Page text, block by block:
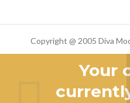
Your
Copyright @ 2005 Diva
İstek Listesi